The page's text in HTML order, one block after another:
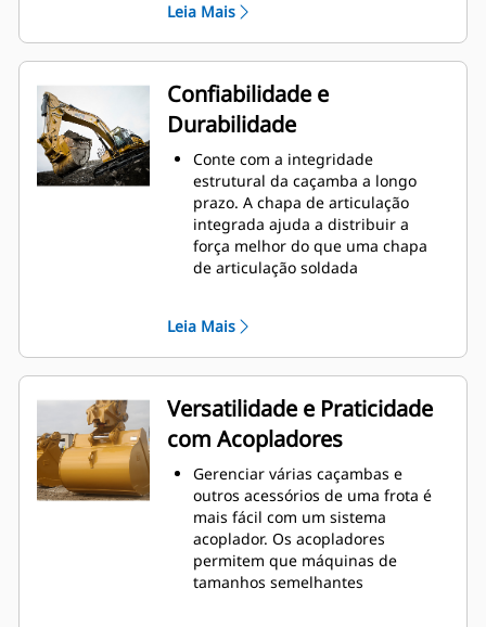
na caçamba. A folga maior do
braço de apoio garante que o
fundo da caçamba não seja
arrastado, reduzindo os custos de
manutenção.
O consumo de combustível atinge
o nível máximo durante a
escavação. As caçambas Cat foram
desenvolvidas para cortar
materiais rapidamente e
aprimorar a eficiência operacional
total da máquina.
Carregue mais material em menos
laterais da caçamba mantêm a
Leia Mais
Confiabilidade e
Durabilidade
Conte com a integridade
estrutural da caçamba a longo
prazo. A chapa de articulação
integrada ajuda a distribuir a
força melhor do que uma chapa
de articulação soldada
alta resistência, especialmente em
áreas que se desgastam muito
Proteja as áreas de grande
desgaste da caçamba que têm
maior contato com os materiais
com as Ferramentas de Penetração
no Solo (GET, Ground Engaging
Tools) Cat
Obtenha maior produção em
aplicações complexas, penetração
mais fácil em pilhas e tempos de
ciclo mais rápidos com a GET Cat
Advansys™
Leia Mais
Versatilidade e Praticidade
com Acopladores
Gerenciar várias caçambas e
outros acessórios de uma frota é
mais fácil com um sistema
acoplador. Os acopladores
permitem que máquinas de
tamanhos semelhantes